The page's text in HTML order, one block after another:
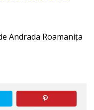
Roamanița